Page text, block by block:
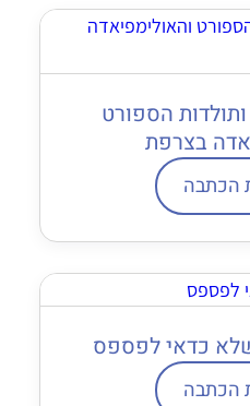
הספורט
בצרפת
הכתבה
כדאי לפספס
הכתבה